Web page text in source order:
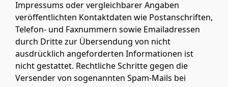
Impressums oder vergleichbarer Angaben
veröffentlichten Kontaktdaten wie Postanschriften,
Telefon- und Faxnummern sowie Emailadressen
durch Dritte zur Übersendung von nicht
ausdrücklich angeforderten Informationen ist
nicht gestattet. Rechtliche Schritte gegen die
Versender von sogenannten Spam-Mails bei